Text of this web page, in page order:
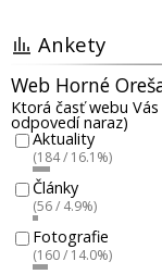
Ankety
Web Horné
Ktorá časť webu
odpovedí naraz)
Aktuality
(184 / 16.1%)
Články
(56 / 4.9%)
Fotografie
(160 / 14.0%)